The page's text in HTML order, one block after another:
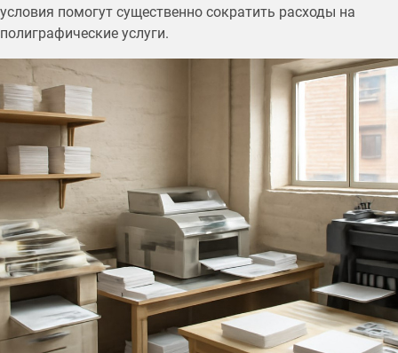
условия помогут существенно сократить расходы на
полиграфические услуги.